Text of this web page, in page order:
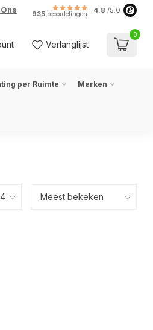
935 beoordelingen 4.8 /5.0
Verlanglijst
0
per Ruimte Merken